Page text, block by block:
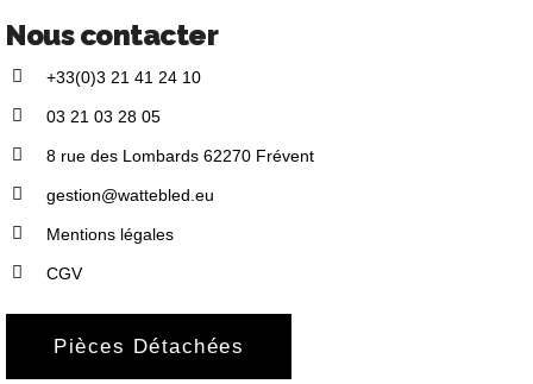
Nous contacter
+33(0)3 21 41 24 10
03 21 03 28 05
8 rue des Lombards 62270 Frévent
gestion@wattebled.eu
Mentions légales
CGV
Pièces Détachées